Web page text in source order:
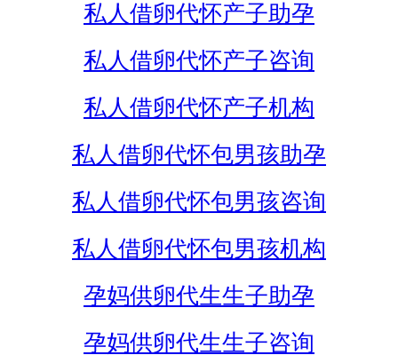
私人借卵代怀产子助孕
私人借卵代怀产子咨询
私人借卵代怀产子机构
私人借卵代怀包男孩助孕
私人借卵代怀包男孩咨询
私人借卵代怀包男孩机构
孕妈供卵代生生子助孕
孕妈供卵代生生子咨询